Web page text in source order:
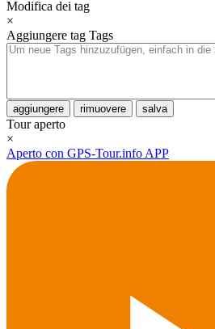
Modifica dei tag
×
Aggiungere tag Tags
aggiungere rimuovere salva
Tour aperto
×
Aperto con GPS-Tour.info APP